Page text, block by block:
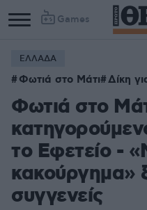
Games
ΕΛΛΑΔΑ
Φωτιά στο Μάτι Δίκη
Φωτιά στο
το Εφετείο -
κακούργημα»
συγγενείς